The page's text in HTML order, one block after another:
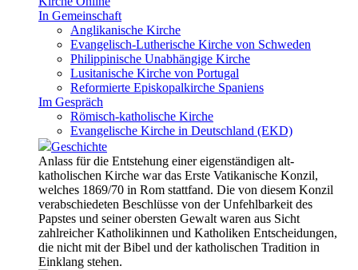
In Gemeinschaft
Anglikanische Kirche
Evangelisch-Lutherische Kirche von Schweden
Philippinische Unabhängige Kirche
Lusitanische Kirche von Portugal
Reformierte Episkopalkirche Spaniens
Im Gespräch
Römisch-katholische Kirche
Evangelische Kirche in Deutschland (EKD)
Geschichte
Anlass für die Entstehung einer eigenständigen alt-
katholischen Kirche war das Erste Vatikanische Konzil,
welches 1869/70 in Rom stattfand. Die von diesem Konzil
verabschiedeten Beschlüsse von der Unfehlbarkeit des
Papstes und seiner obersten Gewalt waren aus Sicht
zahlreicher Katholikinnen und Katholiken Entscheidungen,
die nicht mit der Bibel und der katholischen Tradition in
Einklang stehen.